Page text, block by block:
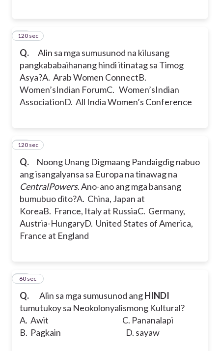
Q.
Alin sa mga sumusunod na kilusang
pangkababaihanang hindi itinatag sa Timog
Asya?A. Arab Women ConnectB.
Women’sIndian ForumC. Women’sIndian
AssociationD. All India Women’s Conference
12
120 sec
Q.
Noong Unang Digmaang Pandaigdig nabuo
ang isangalyansa sa Europa na tinawag na
CentralPowers. Ano-ano ang mga bansang
bumubuo dito?A. China, Japan at
KoreaB. France, Italy at RussiaC. Germany,
Austria-HungaryD. United States of America,
France at England
13
120 sec
Q. Alin sa mga sumusunod angHINDI
tumutukoy sa Neokolonyalismong Kultural?
A. Awit C. Pananalapi
B. Pagkain D. sayaw
14
60 sec